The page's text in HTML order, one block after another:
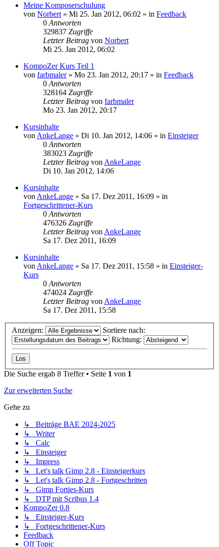
Meine Komposerschulung
von Norbert » Mi 25. Jan 2012, 06:02 » in Feedback
0 Antworten
329837 Zugriffe
Letzter Beitrag von Norbert
Mi 25. Jan 2012, 06:02
KompoZer Kurs Teil 1
von farbmaler» Mo 23. Jan 2012, 20:17 » in Feedback
0 Antworten
328164 Zugriffe
Letzter Beitrag von farbmaler
Mo 23. Jan 2012, 20:17
Kursinhalte
von AnkeLange » Di 10. Jan 2012, 14:06 » in Einsteiger
0 Antworten
383023 Zugriffe
Letzter Beitrag von AnkeLange
Di 10. Jan 2012, 14:06
Kursinhalte
von AnkeLange » Sa 17. Dez 2011, 16:09 » in
Fortgeschrittener-Kurs
0 Antworten
476326 Zugriffe
Letzter Beitrag von AnkeLange
Sa 17. Dez 2011, 16:09
Kursinhalte
von AnkeLange » Sa 17. Dez 2011, 15:58 » in Einsteiger-
Kurs
0 Antworten
474024 Zugriffe
Letzter Beitrag von AnkeLange
Sa 17. Dez 2011, 15:58
Anzeigen:
Sortiere nach:
Richtung:
Die Suche ergab 8 Treffer • Seite 1 von 1
Zur erweiterten Suche
Gehe zu
↳ Beiträge BAE 2024-2025
↳ Writer
↳ Calc
↳ Einsteiger
↳ Impress
↳ Let's talk Gimp 2.8 - Einsteigerkurs
↳ Let's talk Gimp 2.8 - Fortgeschritten
↳ Gimp Forties-Kurs
↳ DTP mit Scribus 1.4
KompoZer 0.8
↳ Einsteiger-Kurs
↳ Fortgeschrittener-Kurs
Feedback
Off Topic